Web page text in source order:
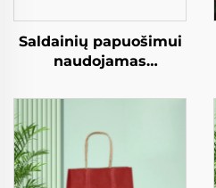
Saldainių papuošimui
naudojamas
popierinis kvadratinis
salatos, snekso,
sushio, sandvičių,
duonos, konfekcijų,